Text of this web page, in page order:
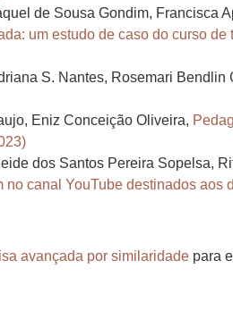
de Sousa Gondim, Francisca
um estudo de caso do curso
S. Nantes, Rosemari Bendlin
Eniz Conceição Oliveira,
dos Santos Pereira Sopelsa,
canal YouTube destinados aos
avançada por similaridade para